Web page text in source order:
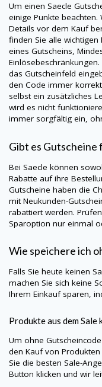
Um einen Saecle
einige Punkte beachten.
Details vor dem Kauf
finden Sie alle
eines Gutscheins,
Einlösebeschränkungen.
das Gutscheinfeld
den Code immer
selbst ein zusätzliches
wird es nicht
immer sorgfältig ein,
Gibt es Gutscheine
Bei Saecle können
Rabatte auf ihre
Gutscheine haben die
mit Neukunden-
rabattiert werden.
Sparoption nur einmal
Wie speichere ich
Falls Sie heute keinen
machen Sie sich keine
Ihrem Einkauf sparen,
Produkte aus dem Sale
Um ohne
den Kauf von
Sie die besten Sale-
Button klicken und wir